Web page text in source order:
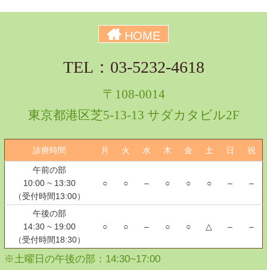
HOME
TEL：03-5232-4618
〒108-0014
東京都港区芝5-13-13 サダカタビル2F
診療時間 月 火 水 木 金 土 日 祝
午前の部
10:00 ~ 13:30
（受付時間13:00）
○ ○ – ○ ○ ○ – –
午後の部
14:30 ~ 19:00
（受付時間18:30）
○ ○ – ○ ○ △ – –
※土曜日の午後の部：14:30~17:00